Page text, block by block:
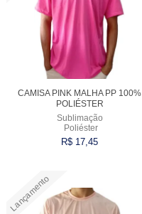
CAMISA PINK MALHA PP 100%
POLIÉSTER
Sublimação
Poliéster
R$ 17,45
Lançamento